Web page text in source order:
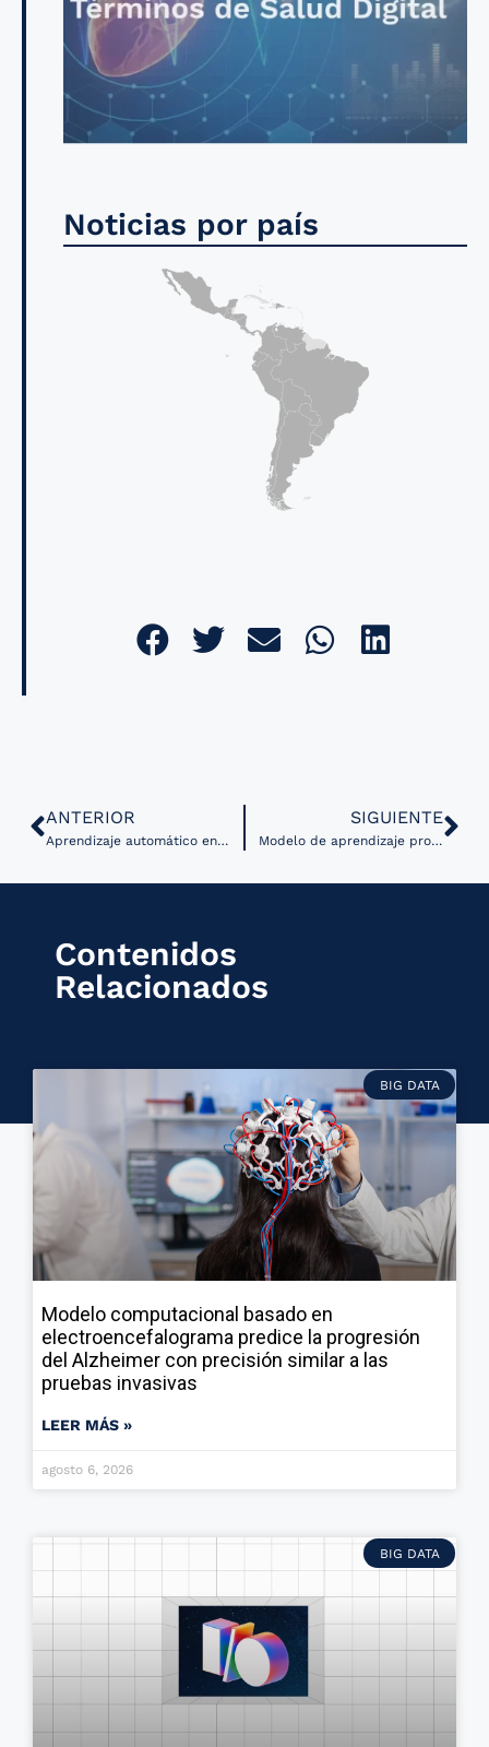
Noticias por país
ANTERIOR
Aprendizaje automático en radiología y enfermedades pulmonares
SIGUIENTE
Modelo de aprendizaje profundo identifica riesgo de cáncer de pulmón
Contenidos
Relacionados
BIG DATA
Modelo computacional basado en
electroencefalograma predice la progresión
del Alzheimer con precisión similar a las
pruebas invasivas
LEER MÁS »
agosto 6, 2026
BIG DATA